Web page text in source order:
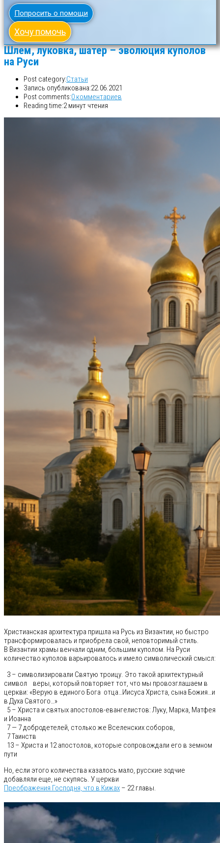
Попросить о помощи
Хочу помочь
Шлем, луковка, шатер – эволюция куполов
на Руси
Post category:Статьи
Запись опубликована:22.06.2021
Post comments:0 комментариев
Reading time:2 минут чтения
Христианская архитектура пришла на Русь из Византии, но быстро
трансформировалась и приобрела свой, неповторимый стиль.
В Византии храмы венчали одним, большим куполом. На Руси
количество куполов варьировалось и имело символический смысл:
3 – символизировали Святую троицу. Это такой архитектурный
символ веры, который повторяет тот, что мы провозглашаем в
церкви: «Верую в единого Бога отца…Иисуса Христа, сына Божия…и
в Духа Святого…»
5 – Христа и святых апостолов-евангелистов: Луку, Марка, Матфея
и Иоанна
7 — 7 добродетелей, столько же Вселенских соборов,
7 Таинств
13 – Христа и 12 апостолов, которые сопровождали его в земном
пути
Но, если этого количества казалось мало, русские зодчие
добавляли еще, не скупясь. У церкви
Преображения Господня, что в Кижах – 22 главы.